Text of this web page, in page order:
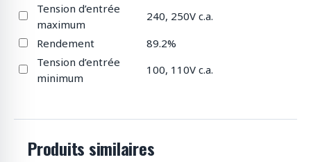
Tension d’entrée
maximum
240, 250V c.a.
Rendement
89.2%
Tension d’entrée
minimum
100, 110V c.a.
Produits similaires